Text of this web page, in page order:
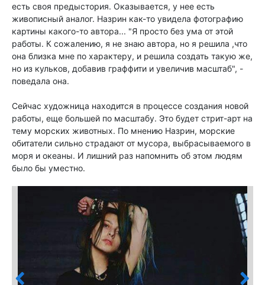
есть своя предыстория. Оказывается, у нее есть
живописный аналог. Назрин как-то увидела фотографию
картины какого-то автора... "Я просто без ума от этой
работы. К сожалению, я не знаю автора, но я решила ,что
она близка мне по характеру, и решила создать такую же,
но из кульков, добавив граффити и увеличив масштаб", -
поведала она.
Сейчас художница находится в процессе создания новой
работы, еще большей по масштабу. Это будет стрит-арт на
тему морских животных. По мнению Назрин, морские
обитатели сильно страдают от мусора, выбрасываемого в
моря и океаны. И лишний раз напомнить об этом людям
было бы уместно.